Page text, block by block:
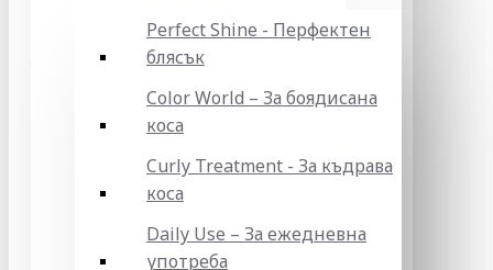
Perfect Shine - Перфектен
блясък
Color World – За боядисана
коса
Curly Treatment - За къдрава
коса
Daily Use – За ежедневна
употреба